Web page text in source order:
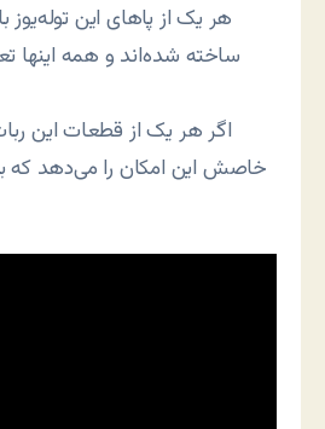
هر یک از پاهای این توله‌یوز
ساخته شده‌اند و همه اینها
اگر هر یک از قطعات این
خاصش این امکان را می‌دهد که